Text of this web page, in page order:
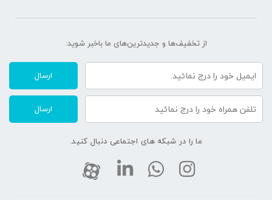
از تخفیف‌ها و جدیدترین‌های ما‌ باخبر شوید:
ارسال
ارسال
ما را در شبکه های اجتماعی دنبال کنید.